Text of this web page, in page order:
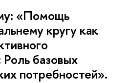
«Помощь
кругу как
Роль базовых
потребностей».